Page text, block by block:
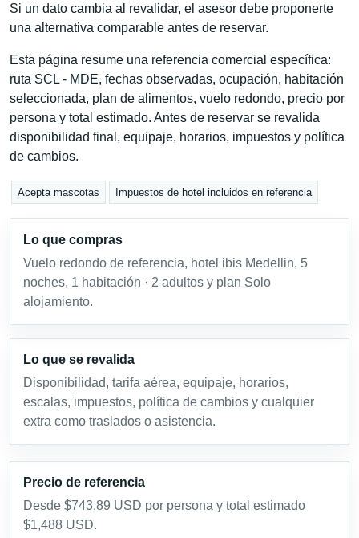
Si un dato cambia al revalidar, el asesor debe proponerte
una alternativa comparable antes de reservar.
Esta página resume una referencia comercial específica:
ruta SCL - MDE, fechas observadas, ocupación, habitación
seleccionada, plan de alimentos, vuelo redondo, precio por
persona y total estimado. Antes de reservar se revalida
disponibilidad final, equipaje, horarios, impuestos y política
de cambios.
Acepta mascotas Impuestos de hotel incluidos en referencia
Lo que compras
Vuelo redondo de referencia, hotel ibis Medellin, 5
noches, 1 habitación · 2 adultos y plan Solo
alojamiento.
Lo que se revalida
Disponibilidad, tarifa aérea, equipaje, horarios,
escalas, impuestos, política de cambios y cualquier
extra como traslados o asistencia.
Precio de referencia
Desde $743.89 USD por persona y total estimado
$1,488 USD.